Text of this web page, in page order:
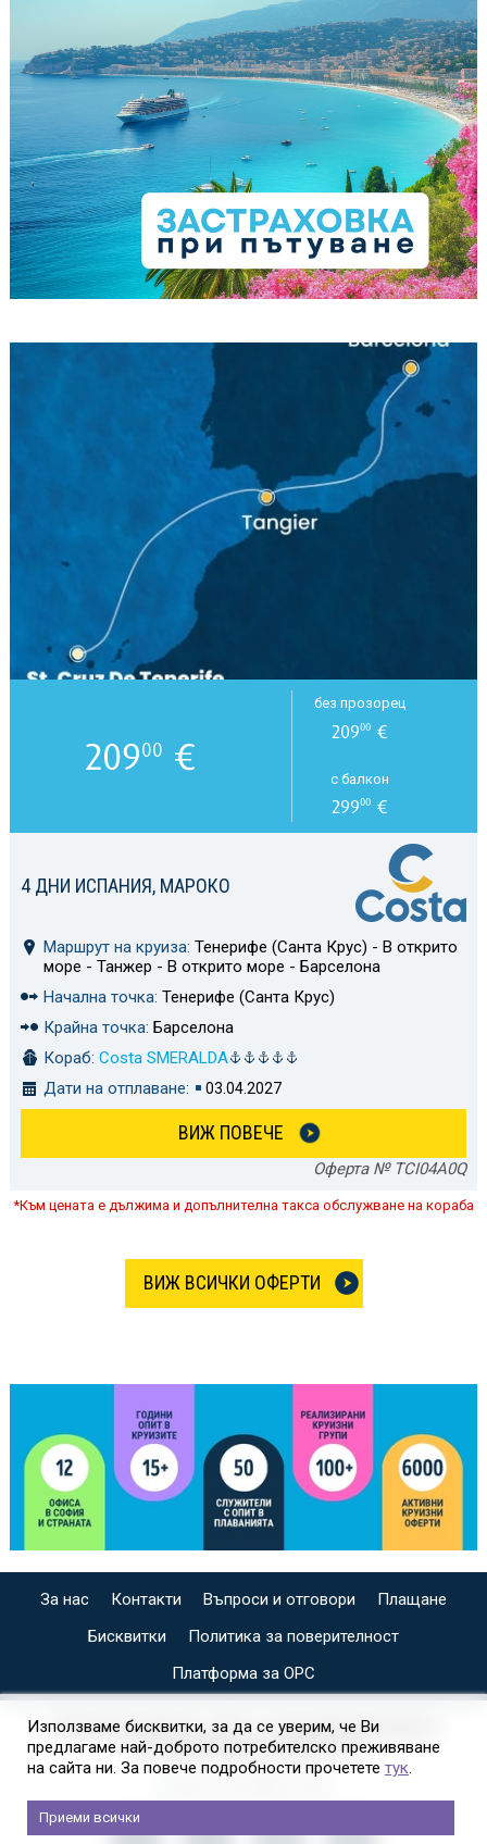
4 ДНИ ИСПАНИЯ, МАРОКО
Маршрут на круиза: Тенерифе (Санта Крус) - В открито
море - Танжер - В открито море - Барселона
Начална точка: Тенерифе (Санта Крус)
Крайна точка: Барселона
Кораб: Costa SMERALDA
Дати на отплаване:
03.04.2027
ВИЖ ПОВЕЧЕ
Оферта № TCI04A0Q
20900 €
без прозорец
20900 €
с балкон
29900 €
*Към цената е дължима и допълнителна такса обслужване на кораба
ВИЖ ВСИЧКИ ОФЕРТИ
За нас Контакти Въпроси и отговори
Плащане
Бисквитки
Политика за поверителност
Платформа за ОРС
СПЕЦИАЛИЗИРАН САЙТ ЗА ИНДИВИДУАЛНИ И
ОРГАНИЗИРАНИ КРУИЗИ НА
Използваме бисквитки, за да се уверим, че Ви
предлагаме най-доброто потребителско преживяване
на сайта ни. За повече подробности прочетете тук.
Приеми всички